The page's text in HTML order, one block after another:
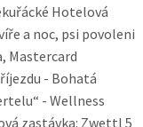
Hotelová
a noc, psi povoleni
Mastercard
- Bohatá
- Wellness
zastávka: Zwettl 5